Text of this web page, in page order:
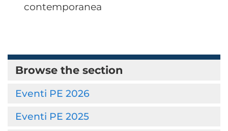
contemporanea
Browse the section
Eventi PE 2026
Eventi PE 2025